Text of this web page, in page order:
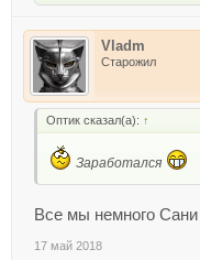
Vladm
Старожил
Оптик сказал(а): ↑
Заработался
Все мы немного Сани
17 май 2018